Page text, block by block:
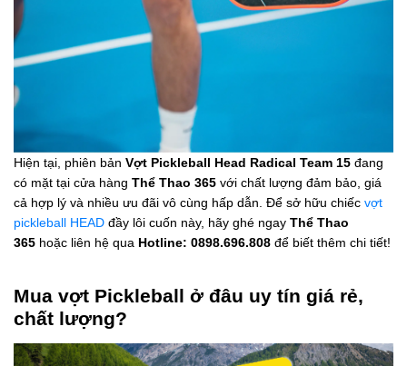
Hiện tại, phiên bản Vợt Pickleball Head Radical Team 15 đang
có mặt tại cửa hàng Thể Thao 365 với chất lượng đảm bảo, giá
cả hợp lý và nhiều ưu đãi vô cùng hấp dẫn. Để sở hữu chiếc vợt
pickleball HEAD đầy lôi cuốn này, hãy ghé ngay Thể Thao
365 hoặc liên hệ qua Hotline: 0898.696.808 để biết thêm chi tiết!
Mua vợt Pickleball ở đâu uy tín giá rẻ,
chất lượng?